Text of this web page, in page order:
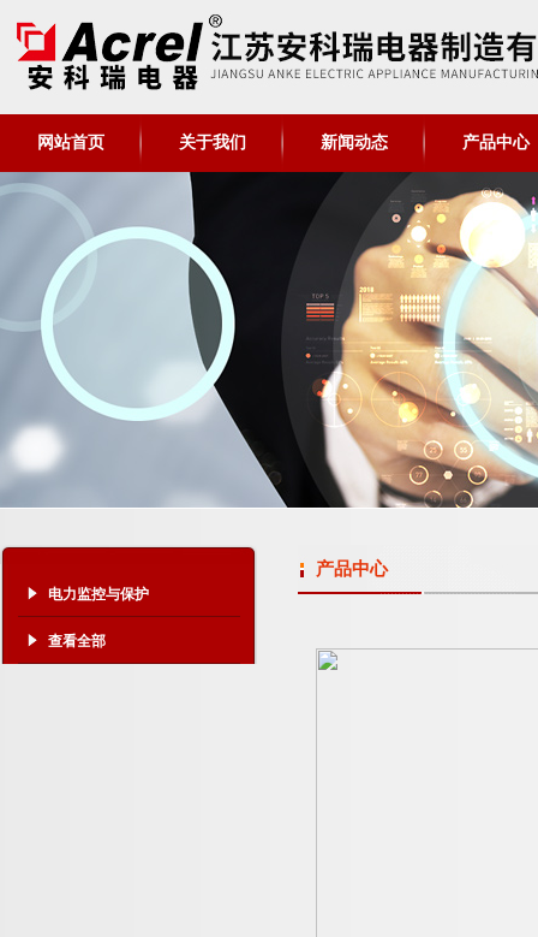
网站首页 关于我们 新闻动态 产品中心
电力监控与保护
查看全部
产品中心